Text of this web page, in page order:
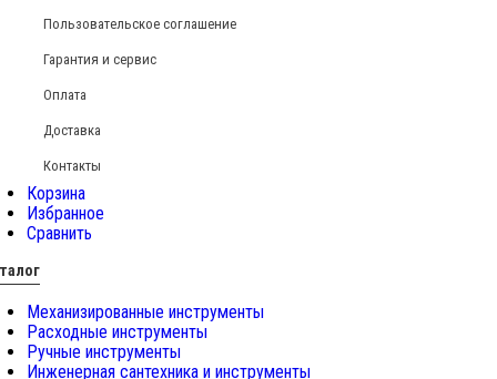
Пользовательское соглашение
Гарантия и сервис
Оплата
Доставка
Контакты
Корзина
Избранное
Сравнить
Механизированные инструменты
Расходные инструменты
Ручные инструменты
Инженерная сантехника и инструменты